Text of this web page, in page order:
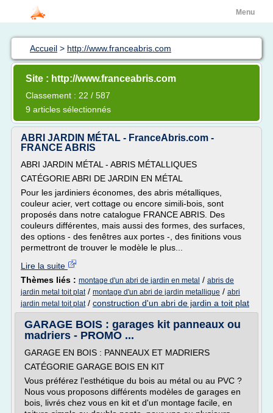
Menu
Accueil > http://www.franceabris.com
Site : http://www.franceabris.com
Classement : 22 / 587
9 articles sélectionnés
ABRI JARDIN MÉTAL - FranceAbris.com -
FRANCE ABRIS
ABRI JARDIN MÉTAL - ABRIS MÉTALLIQUES
CATÉGORIE ABRI DE JARDIN EN MÉTAL
Pour les jardiniers économes, des abris métalliques,
couleur acier, vert cottage ou encore simili-bois, sont
proposés dans notre catalogue FRANCE ABRIS. Des
couleurs différentes, mais aussi des formes, des surfaces,
des options - des fenêtres aux portes -, des finitions vous
permettront de trouver le modèle le plus...
Lire la suite
Thèmes liés : montage d'un abri de jardin en metal / abris de
jardin metal toit plat/ montage d'un abri de jardin metallique / abri
jardin metal toit plat/ construction d'un abri de jardin a toit plat
GARAGE BOIS : garages kit panneaux ou
madriers - PROMO ...
GARAGE EN BOIS : PANNEAUX ET MADRIERS
CATÉGORIE GARAGE BOIS EN KIT
Vous préférez l'esthétique du bois au métal ou au PVC ?
Nous vous proposons différents modèles de garages en
bois, livrés chez vous en kit et d'un montage facile, en